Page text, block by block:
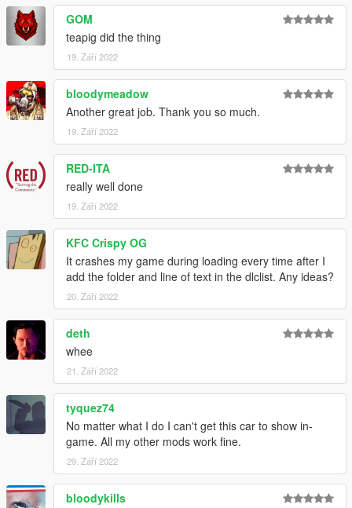
GOM
teapig did the thing
19. Září 2022
bloodymeadow
Another great job. Thank you so much.
19. Září 2022
RED-ITA
really well done
19. Září 2022
KFC Crispy OG
It crashes my game during loading every time after I
add the folder and line of text in the dlclist. Any ideas?
20. Září 2022
deth
whee
21. Září 2022
tyquez74
No matter what I do I can't get this car to show in-
game. All my other mods work fine.
29. Září 2022
bloodykills